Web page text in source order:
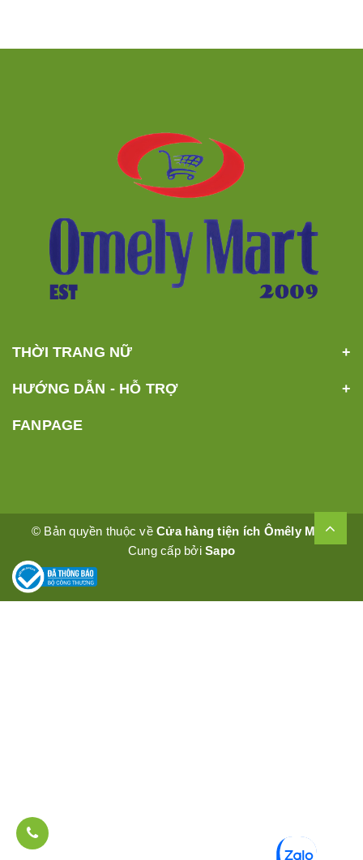
THỜI TRANG NỮ
HƯỚNG DẪN - HỖ TRỢ
FANPAGE
© Bản quyền thuộc vềCửa hàng tiện ích Ômêly Mart
Cung cấp bởiSapo